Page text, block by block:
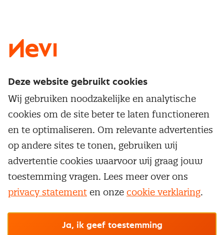
Service & contact
Over inkoop
Netwerk en communities
Aanmelden nieuwsbrief
Word lid van Nevi
Inkoop vacatures
Populaire thema's
Aanbesteden
Contractmanagement
Kostenmanagement
Onderhandelen
Supply management
Opleidingen en trainingen
Trainingen
Opleidingen
Maatwerk
Cookievoorkeuren beherenOnzealgemene
© Nevi.nl
Deze website gebruikt cookies
Wij gebruiken noodzakelijke en analytische
cookies om de site beter te laten functioneren
en te optimaliseren. Om relevante advertenties
op andere sites te tonen, gebruiken wij
advertentie cookies waarvoor wij graag jouw
toestemming vragen. Lees meer over ons
privacy statement en onze cookie verklaring.
Ja, ik geef toestemming